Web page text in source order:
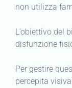
non utilizza
L’obiettivo del
disfunzione
Per gestire
percepita